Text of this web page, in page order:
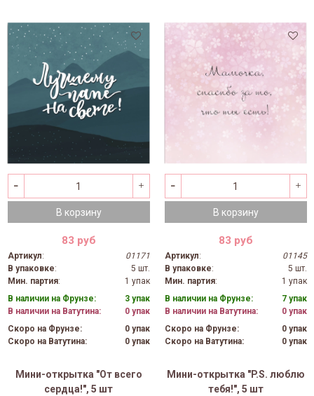
В корзину
83 руб
Артикул:
01171
В упаковке:
5 шт.
Мин. партия:
1 упак
В наличии на Фрунзе:
3 упак
В наличии на Ватутина:
0 упак
Скоро на Фрунзе:
0 упак
Скоро на Ватутина:
0 упак
В корзину
83 руб
Артикул:
01145
В упаковке:
5 шт.
Мин. партия:
1 упак
В наличии на Фрунзе:
7 упак
В наличии на Ватутина:
0 упак
Скоро на Фрунзе:
0 упак
Скоро на Ватутина:
0 упак
Мини-открытка "От всего
сердца!", 5 шт
Мини-открытка "P.S. люблю
тебя!", 5 шт